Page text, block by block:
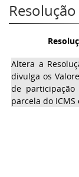
Altera a
divulga os
de
parcela do